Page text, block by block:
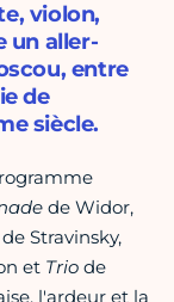
violon,
un aller-
entre
de
siècle.
de Widor,
de Stravinsky,
et Trio de
l'ardeur et la